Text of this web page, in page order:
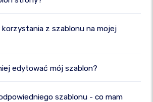
z szablonu na mojej
edytować mój szablon?
szablonu - co mam